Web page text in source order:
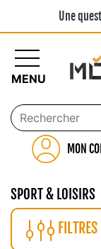
Une
MON
MENU
SPORT & LOISIRS
FILTRES